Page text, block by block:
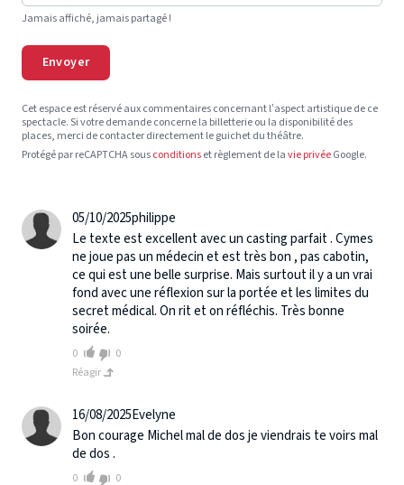
Jamais affiché, jamais partagé !
Envoyer
Cet espace est réservé aux commentaires concernant l’aspect artistique de ce
spectacle. Si votre demande concerne la billetterie ou la disponibilité des
places, merci de contacter directement le guichet du théâtre.
Protégé par reCAPTCHA sousconditionset règlement de lavie privéeGoogle.
05/10/2025philippe
Le texte est excellent avec un casting parfait . Cymes
ne joue pas un médecin et est très bon , pas cabotin,
ce qui est une belle surprise. Mais surtout il y a un vrai
fond avec une réflexion sur la portée et les limites du
secret médical. On rit et on réfléchis. Très bonne
soirée.
0
0
Réagir
16/08/2025Evelyne
Bon courage Michel mal de dos je viendrais te voirs mal
de dos .
0
0